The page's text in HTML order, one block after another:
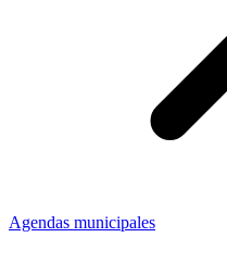
Agendas municipales